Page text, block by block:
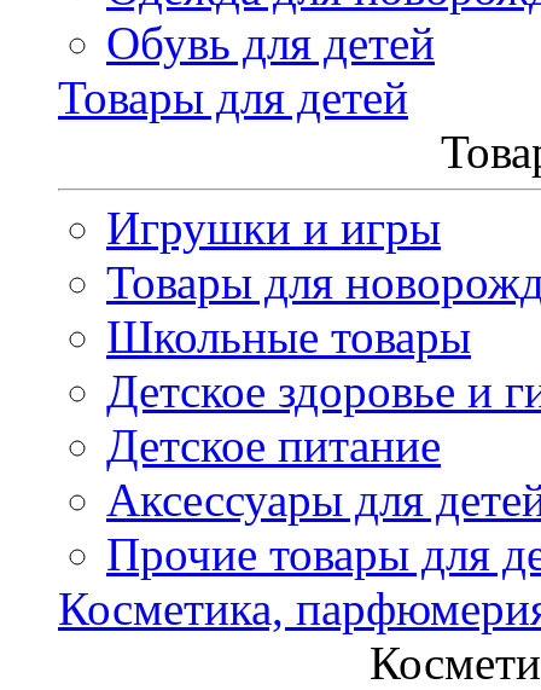
Обувь для детей
Товары для детей
Игрушки и игры
Товары для
Школьные товары
Детское здоровье и
Детское питание
Аксессуары для
Прочие товары для
Косметика,